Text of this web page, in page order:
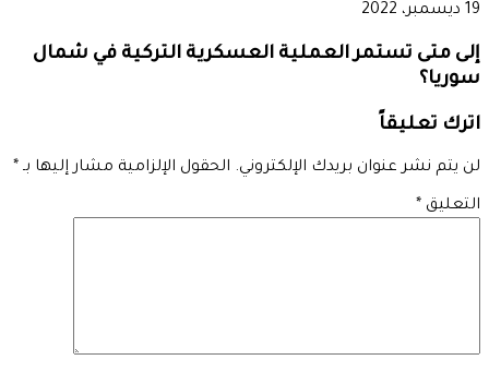
19 ديسمبر، 2022
إلى متى تستمر العملية العسكرية التركية في شمال
سوريا؟
اترك تعليقاً
لن يتم نشر عنوان بريدك الإلكتروني. الحقول الإلزامية مشار إليها بـ *
التعليق *